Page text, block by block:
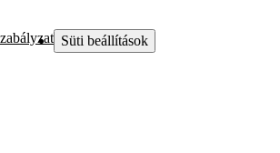
Süti beállítások